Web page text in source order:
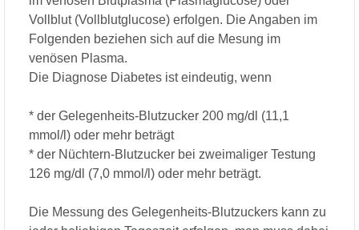
Vollblut (Vollblutglucose) erfolgen. Die Angaben im
Folgenden beziehen sich auf die Mesung im
venösen Plasma.
Die Diagnose Diabetes ist eindeutig, wenn
* der Gelegenheits-Blutzucker 200 mg/dl (11,1
mmol/l) oder mehr beträgt
* der Nüchtern-Blutzucker bei zweimaliger Testung
126 mg/dl (7,0 mmol/l) oder mehr beträgt.
Die Messung des Gelegenheits-Blutzuckers kann zu